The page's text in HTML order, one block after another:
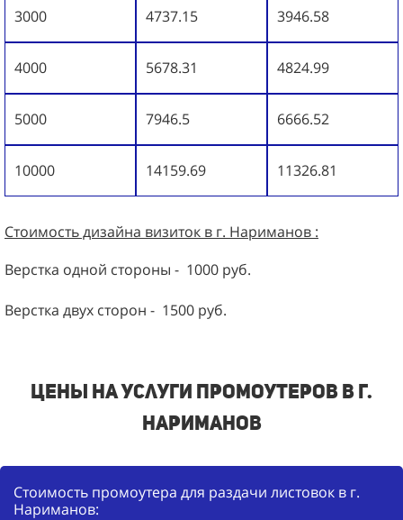
3000 4737.15 3946.58
4000 5678.31 4824.99
5000 7946.5 6666.52
10000 14159.69 11326.81
Стоимость дизайна визиток в г. Нариманов :
Верстка одной стороны - 1000 руб.
Верстка двух сторон - 1500 руб.
Цены на услуги промоутеров в г.
Нариманов
Стоимость промоутера для раздачи листовок в г.
Нариманов: